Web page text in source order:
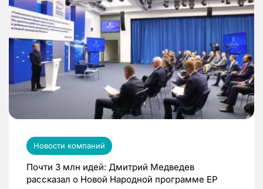
Новости компаний
Почти 3 млн идей: Дмитрий Медведев
рассказал о Новой Народной программе ЕР